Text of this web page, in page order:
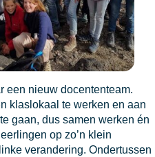
een nieuw docententeam.
klaslokaal te werken en aan
gaan, dus samen werken én
op zo’n klein
verandering. Ondertussen